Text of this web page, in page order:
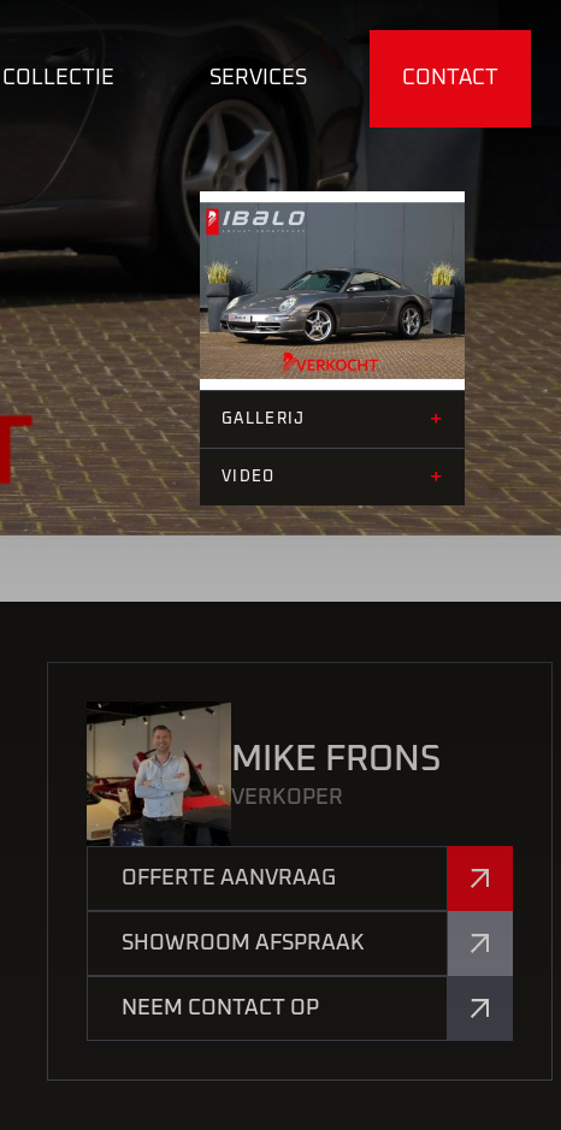
COLLECTIE SERVICES CONTACT
+19
GALLERIJ +
VIDEO +
MIKE FRONS
VERKOPER
OFFERTE AANVRAAG
SHOWROOM AFSPRAAK
NEEM CONTACT OP